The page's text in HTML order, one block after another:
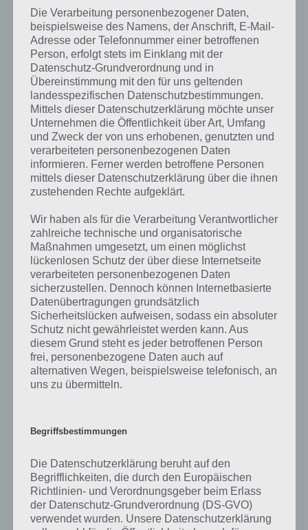
Kurze Begriffserklärung zur Lösung Disco
Disco ist die Lösung für das tägliche Rätsel am 21.8.2018 in 4 Bilder 1
Wort, doch welche Bedeutung hat dieses eigentlich und was gibt es
dazu zu wissen? Zu bestimmten Lösungen präsentieren wir daher
auch immer eine kurze Begriffserklärung!
Hast du gewusst, dass Disco eine Stilrichtung der Popmusik ist? Im
Jahr 1974 wurde diese zu einem eigenständigen Musikgenre.
Besonderheit dieser Musik ist Tanzbarkeit und Beat, die im
Vordergrund stehen. Melodie, Gesang oder Texte treten dagegen in
den Hintergrund. Damit sich eine gute Tanzbarkeit ergibt, hat dieses
Musikgenre einen Beat von 100 bis 120 Schlägen. Seit den 1980er
Jahren gibt es weitere Disco-Stile, die als elektronische Tanzmusik
zugeordnet werden.
Doch im Grunde verbinden die meisten mit Disco die Diskothek.
Hierbei handelt es sich um ein Tanzlokal, wo stetig Musik abgespielt
werden. Häufig kommen hierbei DJs zum Einsatz, wo auch Wünsche
geäußert werden können, was gespielt werden soll. Ab und zu gibt es
auch Mottos, wo Musik zu einem bestimmten Thema gespielt wird.
Der Name Diskothek kommt im übrigen daher, dass dort Tonträger
wie Schallplatten oder Kassetten gesammelt worden sind. Disco
bezeichnet auch Räume, die regelmäßig für Tanzpartys genutzt
werden können. Solche sind beispielsweise in Jugendherbergen zu
finden. Im Englischen spricht man aber eher von Club oder Nighclub,
Wann genau es die ersten Discos gab, ist nicht genau bestimmbar.
Menschen zu einer Jukebox Abende tanzten.
Ende der 1950er Jahre erreichte die Disco dann auch Deutschland.
Die erste Diskothek in Deutschland eröffnete in Osnabrück am 15.
Mai 1959.
Die Verarbeitung personenbezogener Daten,
beispielsweise des Namens, der Anschrift, E-Mail-
Adresse oder Telefonnummer einer betroffenen
Person, erfolgt stets im Einklang mit der
Datenschutz-Grundverordnung und in
Übereinstimmung mit den für uns geltenden
landesspezifischen Datenschutzbestimmungen.
Mittels dieser Datenschutzerklärung möchte unser
Unternehmen die Öffentlichkeit über Art, Umfang
und Zweck der von uns erhobenen, genutzten und
verarbeiteten personenbezogenen Daten
informieren. Ferner werden betroffene Personen
mittels dieser Datenschutzerklärung über die ihnen
zustehenden Rechte aufgeklärt.
Wir haben als für die Verarbeitung Verantwortlicher
zahlreiche technische und organisatorische
Maßnahmen umgesetzt, um einen möglichst
lückenlosen Schutz der über diese Internetseite
verarbeiteten personenbezogenen Daten
sicherzustellen. Dennoch können Internetbasierte
Datenübertragungen grundsätzlich
Sicherheitslücken aufweisen, sodass ein absoluter
Schutz nicht gewährleistet werden kann. Aus
diesem Grund steht es jeder betroffenen Person
frei, personenbezogene Daten auch auf
alternativen Wegen, beispielsweise telefonisch, an
uns zu übermitteln.
Begriffsbestimmungen
Die Datenschutzerklärung beruht auf den
Begrifflichkeiten, die durch den Europäischen
Richtlinien- und Verordnungsgeber beim Erlass
der Datenschutz-Grundverordnung (DS-GVO)
verwendet wurden. Unsere Datenschutzerklärung